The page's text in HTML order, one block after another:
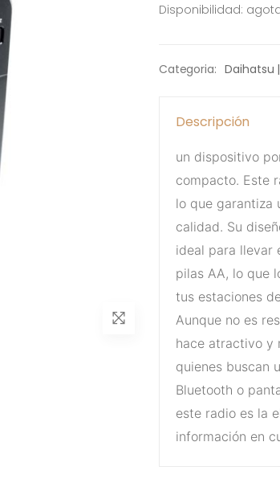
Disponibilidad:
Categoria: Daihatsu |
Descripción
un dispositivo
compacto. Este
lo que garantiza
calidad. Su
ideal para llevar
pilas AA, lo que
tus estaciones
Aunque no es
hace atractivo y
quienes buscan
Bluetooth o
este radio es la
información en